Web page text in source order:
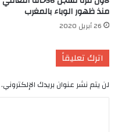
منذ ظهور الوباء بالمغرب
26 أبريل 2020
اترك تعليقاً
لن يتم نشر عنوان بريدك الإلكتروني.